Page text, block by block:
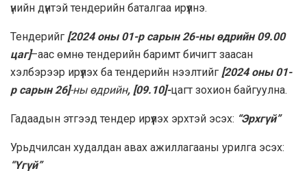
үнийн дүнтэй тендерийн баталгаа ирүүлнэ.
Тендерийг [2024 оны 01-р сарын 26-ны өдрийн 09.00
цаг]–аас өмнө тендерийн баримт бичигт заасан
хэлбэрээр ирүүлэх ба тендерийн нээлтийг [2024 оны 01-
р сарын 26]-ны өдрийн, [09.10]-цагт зохион байгуулна.
Гадаадын этгээд тендер ирүүлэх эрхтэй эсэх: “Эрхгүй”
Урьдчилсан худалдан авах ажиллагааны урилга эсэх:
“Үгүй”